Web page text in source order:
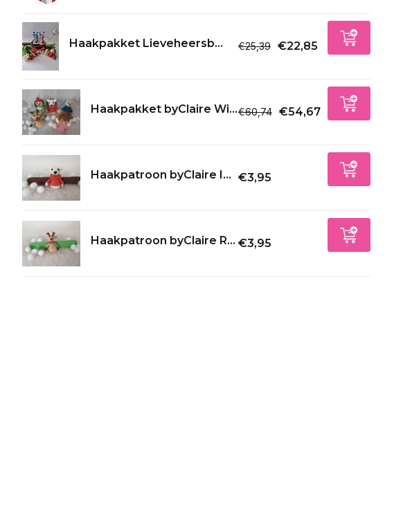
Haakpakket Lieveheersb... €25,39 €22,85
Haakpakket byClaire Wi...€60,74 €54,67
Haakpatroon byClaire I... €3,95
Haakpatroon byClaire R... €3,95